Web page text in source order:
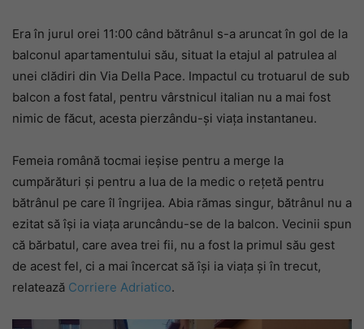
Era în jurul orei 11:00 când bătrânul s-a aruncat în gol de la
balconul apartamentului său, situat la etajul al patrulea al
unei clădiri din Via Della Pace. Impactul cu trotuarul de sub
balcon a fost fatal, pentru vârstnicul italian nu a mai fost
nimic de făcut, acesta pierzându-și viața instantaneu.
Femeia română tocmai ieșise pentru a merge la
cumpărături și pentru a lua de la medic o rețetă pentru
bătrânul pe care îl îngrijea. Abia rămas singur, bătrânul nu a
ezitat să își ia viața aruncându-se de la balcon. Vecinii spun
că bărbatul, care avea trei fii, nu a fost la primul său gest
de acest fel, ci a mai încercat să își ia viața și în trecut,
relatează Corriere Adriatico.